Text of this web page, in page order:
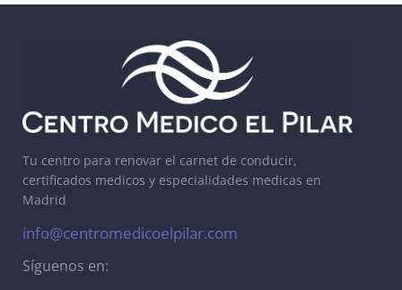
Tu centro para renovar el carnet de conducir,
certificados medicos y especialidades medicas en
Madrid
info@centromedicoelpilar.com
Síguenos en: